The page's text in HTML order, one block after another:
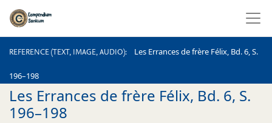
REFERENCE (TEXT, IMAGE, AUDIO) Les Errances de frère Félix, Bd. 6, S.
196–198
REFERENCE (TEXT, IMAGE, AUDIO)
Les Errances de frère Félix, Bd. 6, S.
196–198